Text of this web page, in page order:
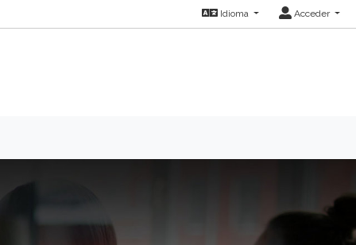
Idioma Acceder